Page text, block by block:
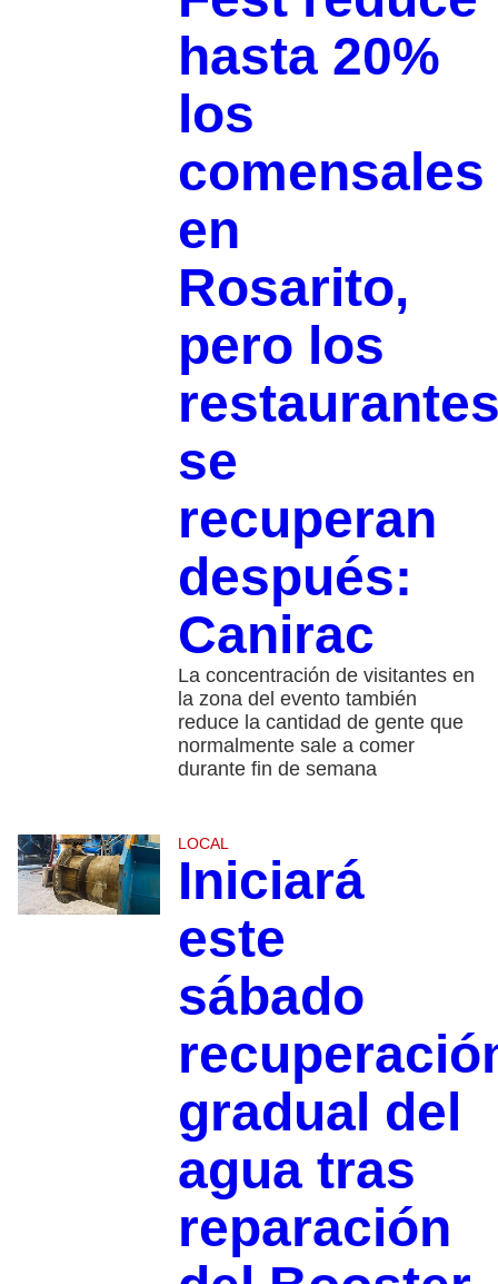
hasta 20%
los
comensales
en
Rosarito,
pero los
se
recuperan
después:
Canirac
La concentración de visitantes en
la zona del evento también
reduce la cantidad de gente que
normalmente sale a comer
durante fin de semana
LOCAL
Iniciará
este
sábado
gradual del
agua tras
reparación